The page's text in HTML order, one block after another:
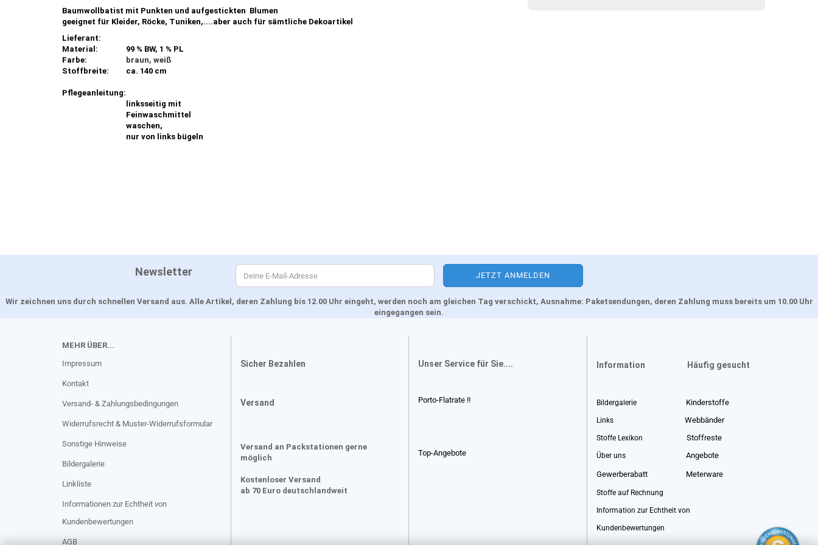
Baumwollbatist mit Punkten und aufgestickten Blumen
geeignet für Kleider, Röcke, Tuniken,....aber auch für sämtliche Dekoartikel
Lieferant:
Material:
99 % BW, 1 % PL
Farbe:
braun, weiß
Stoffbreite:
ca. 140 cm
Pflegeanleitung:
linksseitig mit
Feinwaschmittel
waschen,
nur von links bügeln
Newsletter
Wir zeichnen uns durch schnellen Versand aus. Alle Artikel, deren Zahlung bis 12.00 Uhr eingeht, werden noch am gleichen Tag verschickt, Ausnahme: Paketsendungen, deren Zahlung muss bereits um 10.00 Uhr
eingegangen sein.
MEHR ÜBER...
Impressum
Kontakt
Versand- & Zahlungsbedingungen
Widerrufsrecht & Muster-Widerrufsformular
Sonstige Hinweise
Bildergalerie
Linkliste
Informationen zur Echtheit von
Kundenbewertungen
AGB
Sicher Bezahlen
Versand
Versand an Packstationen gerne
möglich
Kostenloser Versand
ab 70 Euro deutschlandweit
Unser Service für Sie....
Porto-Flatrate !!
Top-Angebote
Information Häufig gesucht
Bildergalerie Kinderstoffe
Links Webbänder
Stoffe Lexikon Stoffreste
Über uns Angebote
Gewerberabatt Meterware
Stoffe auf Rechnung
Information zur Echtheit von
Kundenbewertungen